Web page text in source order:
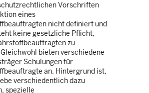
Vorschriften
eines
nicht definiert und
keine gesetzliche Pflicht,
zu
bieten verschiedene
Schulungen für
an. Hintergrund ist,
verschiedentlich dazu
spezielle